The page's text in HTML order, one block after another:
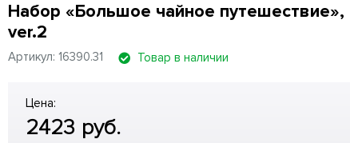
Набор «Большое чайное путешествие»,
ver.2
Артикул: 16390.31 Товар в наличии
Цена:
2423 руб.